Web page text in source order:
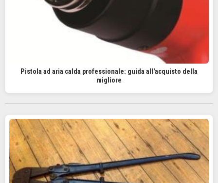
Pistola ad aria calda professionale: guida all'acquisto della
migliore